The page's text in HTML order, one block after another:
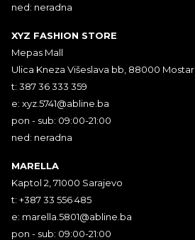
ned: neradna
XYZ FASHION STORE
Mepas Mall
Ulica Kneza Višeslava bb, 88000 Mostar
t: 387 36 333 359
e: xyz.5741@abline.ba
pon - sub: 09:00-21:00
ned: neradna
MARELLA
Kaptol 2, 71000 Sarajevo
t: +387 33 556 485
e: marella.5801@abline.ba
pon - sub: 09:00-21:00